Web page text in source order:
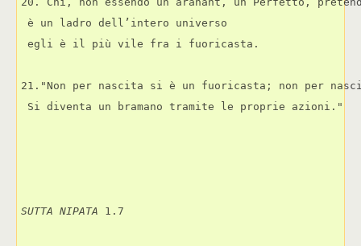
è un ladro dell’intero universo
egli è il più vile fra i fuoricasta.
21."Non per nascita si è un fuoricasta; non per
Si diventa un bramano tramite le proprie azioni."
SUTTA NIPATA 1.7